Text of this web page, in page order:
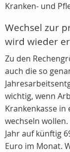
Kranken- und
Wechsel zur
wird wieder
Zu den
auch die so
wichtig, wenn
Krankenkasse
wechseln
Jahr auf künftig
Euro im Monat.